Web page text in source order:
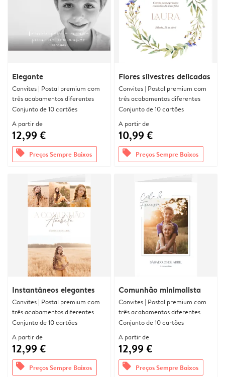
Elegante
Convites | Postal premium com
três acabamentos diferentes
Conjunto de 10 cartões
A partir de
12,99 €
offers Preços Sempre Baixos
Flores silvestres delicadas
Convites | Postal premium com
três acabamentos diferentes
Conjunto de 10 cartões
A partir de
10,99 €
offers Preços Sempre Baixos
Instantâneos elegantes
Convites | Postal premium com
três acabamentos diferentes
Conjunto de 10 cartões
A partir de
12,99 €
offers Preços Sempre Baixos
Comunhão minimalista
Convites | Postal premium com
três acabamentos diferentes
Conjunto de 10 cartões
A partir de
12,99 €
offers Preços Sempre Baixos